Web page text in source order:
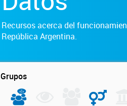
Recursos acerca del
República Argentina.
Grupos